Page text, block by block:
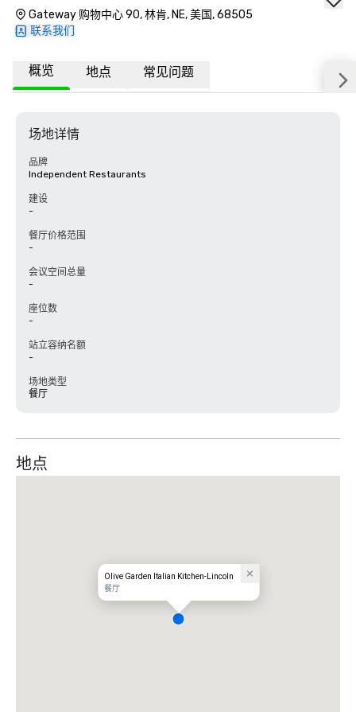
Gateway 购物中心 90, 林肯, NE, 美国, 68505
联系我们
概览 地点 常见问题
场地详情
品牌
Independent Restaurants
建设
-
餐厅价格范围
-
会议空间总量
-
座位数
-
站立容纳名额
-
场地类型
餐厅
地点
Olive Garden Italian Kitchen-Lincoln
餐厅